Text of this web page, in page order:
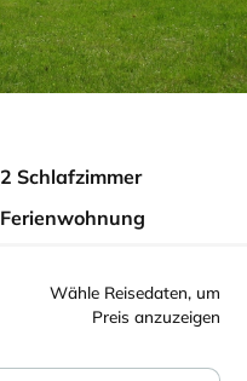
2 Schlafzimmer
Ferienwohnung
Wähle Reisedaten, um
Preis anzuzeigen